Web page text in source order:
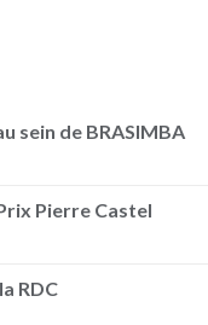
sein de BRASIMBA
Pierre Castel
RDC